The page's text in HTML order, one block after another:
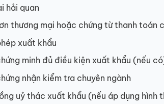
hải quan
thương mại hoặc chứng từ thanh toán
xuất khẩu
minh đủ điều kiện xuất khẩu (nếu
nhận kiểm tra chuyên ngành
uỷ thác xuất khẩu (nếu áp dụng hình